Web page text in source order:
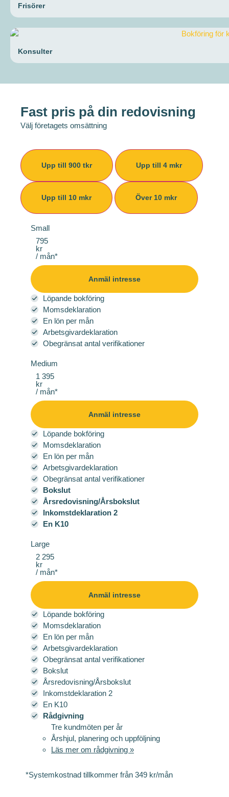
Frisörer
Konsulter
Fast pris på din redovisning
Välj företagets omsättning
Upp till 900 tkr Upp till 4 mkr
Upp till 10 mkr Över 10 mkr
Small
795
kr
/ mån*
Anmäl intresse
Löpande bokföring
Momsdeklaration
En lön per mån
Arbetsgivardeklaration
Obegränsat antal verifikationer
Medium
1 395
kr
/ mån*
Anmäl intresse
Löpande bokföring
Momsdeklaration
En lön per mån
Arbetsgivardeklaration
Obegränsat antal verifikationer
Bokslut
Årsredovisning/Årsbokslut
Inkomstdeklaration 2
En K10
Large
2 295
kr
/ mån*
Anmäl intresse
Löpande bokföring
Momsdeklaration
En lön per mån
Arbetsgivardeklaration
Obegränsat antal verifikationer
Bokslut
Årsredovisning/Årsbokslut
Inkomstdeklaration 2
En K10
Rådgivning
Tre kundmöten per år
Årshjul, planering och uppföljning
Läs mer om rådgivning »
*Systemkostnad tillkommer från 349 kr/mån